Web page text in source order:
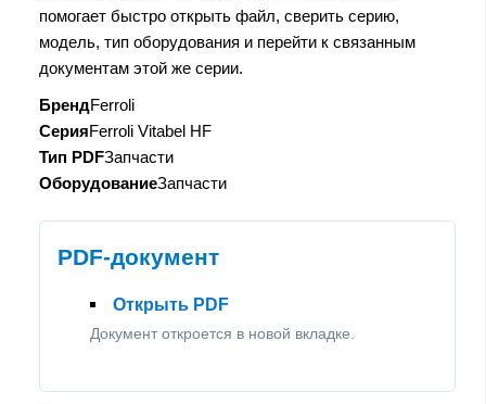
помогает быстро открыть файл, сверить серию,
модель, тип оборудования и перейти к связанным
документам этой же серии.
БрендFerroli
СерияFerroli Vitabel HF
Тип PDFЗапчасти
ОборудованиеЗапчасти
PDF-документ
Открыть PDF
Документ откроется в новой вкладке.